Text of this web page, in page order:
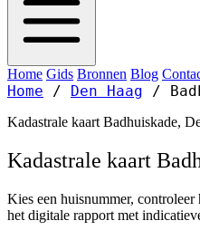
Home Gids Bronnen Blog
Home / Den Haag /
Kadastrale kaart Badhuiskade,
Kadastrale kaart
Kies een huisnummer, controleer
het digitale rapport met